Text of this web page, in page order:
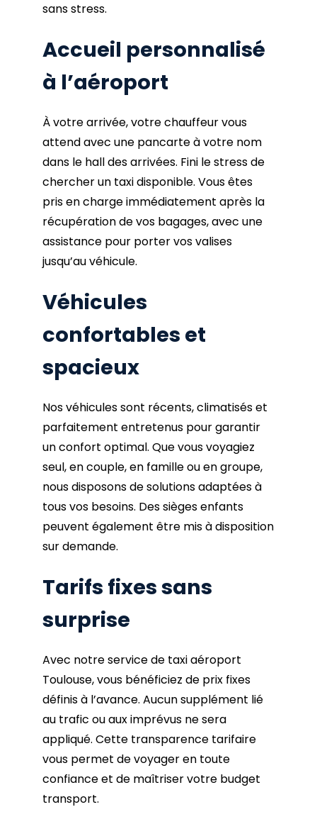
sans stress.
Accueil personnalisé
à l’aéroport
À votre arrivée, votre chauffeur vous
attend avec une pancarte à votre nom
dans le hall des arrivées. Fini le stress de
chercher un taxi disponible. Vous êtes
pris en charge immédiatement après la
récupération de vos bagages, avec une
assistance pour porter vos valises
jusqu’au véhicule.
Véhicules
confortables et
spacieux
Nos véhicules sont récents, climatisés et
parfaitement entretenus pour garantir
un confort optimal. Que vous voyagiez
seul, en couple, en famille ou en groupe,
nous disposons de solutions adaptées à
tous vos besoins. Des sièges enfants
peuvent également être mis à disposition
sur demande.
Tarifs fixes sans
surprise
Avec notre service de taxi aéroport
Toulouse, vous bénéficiez de prix fixes
définis à l’avance. Aucun supplément lié
au trafic ou aux imprévus ne sera
appliqué. Cette transparence tarifaire
vous permet de voyager en toute
confiance et de maîtriser votre budget
transport.